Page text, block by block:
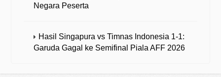
Negara Peserta
Hasil Singapura vs Timnas Indonesia 1-1:
Garuda Gagal ke Semifinal Piala AFF 2026